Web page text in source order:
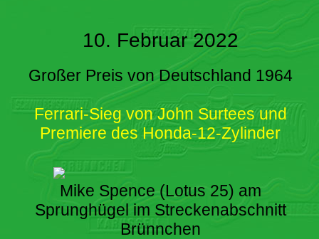
10. Februar 2022
Großer Preis von Deutschland 1964
Ferrari-Sieg von John Surtees und
Premiere des Honda-12-Zylinder
Mike Spence (Lotus 25) am
Sprunghügel im Streckenabschnitt
Brünnchen